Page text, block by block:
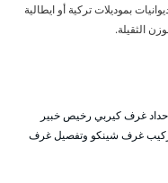
بموديلات تركية أو ايطالية
الثقيلة.
غرف كيربي رخيص خبير
غرف شينكو وتفصيل غرف